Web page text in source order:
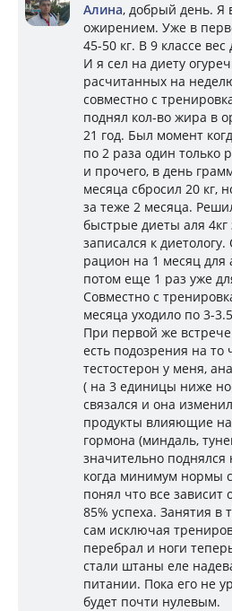
Алина, добрый день. Я
ожирением. Уже в
45-50 кг. В 9 классе вес
И я сел на диету
расчитанных на
совместно с
поднял кол-во жира в
21 год. Был момент
по 2 раза один только
и прочего, в день
месяца сбросил 20 кг,
за теже 2 месяца.
быстрые диеты аля
записался к
рацион на 1 месяц для
потом еще 1 раз уже
Совместно с
месяца уходило по 3-
При первой же
есть подозрения на то
тестостерон у меня,
( на 3 единицы ниже
связался и она
продукты влияющие на
гормона (миндаль,
значительно
когда минимум нормы
понял что все
85% успеха. Занятия в
сам исключая
перебрал и ноги
стали штаны еле
питании. Пока его не
будет почти нулевым.